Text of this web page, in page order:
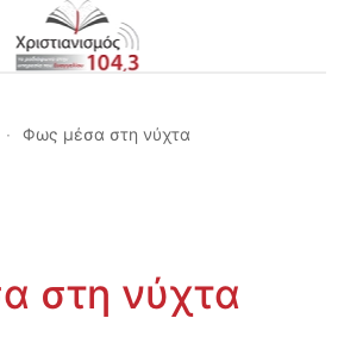
Φως μέσα στη νύχτα
στη νύχτα